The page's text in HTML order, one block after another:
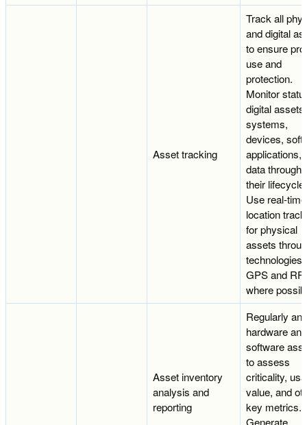
Asset tracking
Track all
and digital
to ensure
use and
protection.
Monitor
digital assets
systems,
devices,
applications,
data
their lifecycle.
Use real-time
location
for physical
assets
technologies
GPS and
where
Asset inventory
analysis and
reporting
Regularly
hardware and
software
to assess
criticality,
value, and
key metrics.
Generate